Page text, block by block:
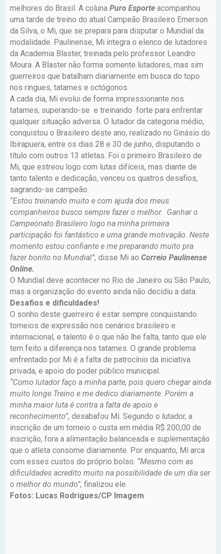
melhores do Brasil. A coluna Puro Esporte acompanhou
uma tarde de treino do atual Campeão Brasileiro Emerson
da Silva, o Mi, que se prepara para disputar o Mundial da
modalidade. Paulinense, Mi integra o elenco de lutadores
da Academia Blaster, treinada pelo professor Leandro
Moura. A Blaster não forma somente lutadores, mas sim
guerreiros que batalham diariamente em busca do topo
nos ringues, tatames e octógonos.
A cada dia, Mi evolui de forma impressionante nos
tatames, superando-se e treinando forte para enfrentar
qualquer situação adversa. O lutador da categoria médio,
conquistou o Brasileiro deste ano, realizado no Ginásio do
Ibirapuera, entre os dias 28 e 30 de junho, disputando o
título com outros 13 atletas. Foi o primeiro Brasileiro de
Mi, que estreou logo com lutas difíceis, mas diante de
tanto talento e dedicação, venceu os quatros desafios,
sagrando-se campeão.
“Estou treinando muito e com ajuda dos meus
companheiros busco sempre fazer o melhor. Ganhar o
Campeonato Brasileiro logo na minha primeira
participação foi fantástico e uma grande motivação. Neste
momento estou confiante e me preparando muito pra
fazer bonito no Mundial”, disse Mi ao Correio Paulinense
Online.
O Mundial deve acontecer no Rio de Janeiro ou São Paulo,
mas a organização do evento ainda não decidiu a data.
Desafios e dificuldades!
O sonho deste guerreiro é estar sempre conquistando
torneios de expressão nos cenários brasileiro e
internacional, e talento é o que não lhe falta, tanto que ele
tem feito a diferença nos tatames. O grande problema
enfrentado por Mi é a falta de patrocínio da iniciativa
privada, e apoio do poder público municipal.
“Como lutador faço a minha parte, pois quero chegar ainda
muito longe.Treino e me dedico diariamente. Porém a
minha maior luta é contra a falta de apoio e
reconhecimento”, desabafou Mi. Segundo o lutador, a
inscrição de um torneio o custa em média R$ 200,00 de
inscrição, fora a alimentação balanceada e suplementação
que o atleta consome diariamente. Por enquanto, Mi arca
com esses custos do próprio bolso. “Mesmo com as
dificuldades acredito muito na possibilidade de um dia ser
o melhor do mundo”, finalizou ele.
Fotos: Lucas Rodrigues/CP Imagem